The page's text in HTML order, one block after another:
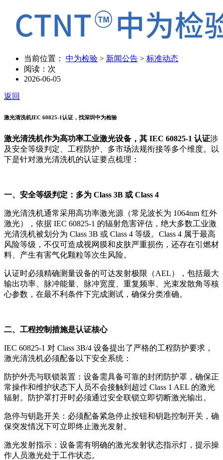
当前位置： 中为检验 > 新闻公告 > 标准动态
阅读： 次
2026-06-05
返回
激光清洗机IEC 60825-1认证，找深圳中为检验
激光清洗机作为高功率工业激光设备，其 IEC 60825-1 认证涉
及安全等级判定、工程防护、多市场法规衔接等多个维度。以
下是针对激光清洗机的认证要点梳理：
一、安全等级判定：多为 Class 3B 或 Class 4
激光清洗机通常采用高功率激光源（常见波长为 1064nm 红外
激光），依据 IEC 60825-1 的辐射危害评估，绝大多数工业激
光清洗机被划分为 Class 3B 或 Class 4 等级。Class 4 属于最高
风险等级，不仅可造成视网膜和皮肤严重损伤，还存在引燃材
料、产生有害气化颗粒等次生风险。
认证时必须精确测量设备的可达发射极限（AEL），包括最大
输出功率、脉冲能量、脉冲宽度、重复频率、光束发散角等核
心参数，在最不利条件下完成测试，确保分类准确。
二、工程控制措施是认证核心
IEC 60825-1 对 Class 3B/4 设备提出了严格的工程防护要求，
激光清洗机必须配备以下安全系统：
防护外壳与联锁装置：设备需具备可靠的封闭防护罩，确保正
常操作和维护状态下人员不会接触到超过 Class 1 AEL 的激光
辐射。防护罩打开时必须通过安全联锁立即切断激光输出。
急停与钥匙开关：必须配备紧急停止按钮和钥匙控制开关，确
保突发情况下可立即终止激光发射。
激光发射指示：设备需有明确的激光发射状态指示灯，提示操
作人员激光处于工作状态。